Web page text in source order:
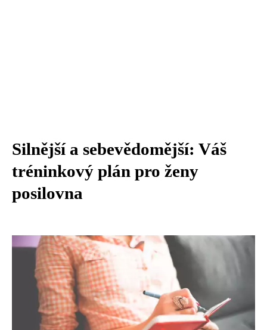
Silnější a sebevědomější: Váš
tréninkový plán pro ženy
posilovna